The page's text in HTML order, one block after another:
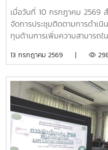
เมื่อวันที่ 10 กรกฎาคม 2569
จัดการประชุมติดตามการดำเนิ
ทุนด้านการเพิ่มความสามารถ
แข่งขันและการพัฒนาพื้นที่ (อง
ศาสตราจารย์ ดร.สุบรรณ ฝอ
และส่งเสริมวิชาการการเกษต
ต้อนรับและแนะนำมหาวิทยาลัยแ
นี้ดร.อัญชัญ ชมภูพวง รองผู้อำ
ทุนด้านการเพิ่มความสามารถ
กรอบการดำเนินงานของหน่ว
13 กรกฎาคม 2569 |